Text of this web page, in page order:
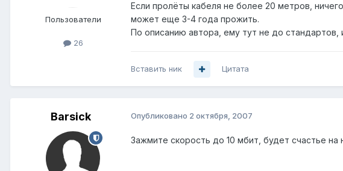
Пользователи
26
Если пролёты кабеля не более 20 метров,
может еще 3-4 года прожить.
По описанию автора, ему тут не до стандартов,
Вставить ник Цитата
Barsick Опубликовано 2 октября, 2007
Зажмите скорость до 10 мбит, будет счастье на